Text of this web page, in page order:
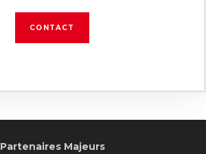
CONTACT
Partenaires Majeurs